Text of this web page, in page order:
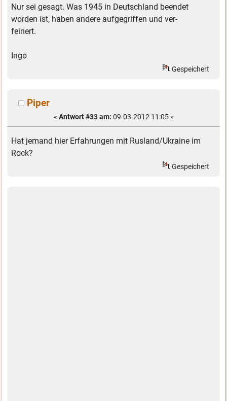
Nur sei gesagt. Was 1945 in Deutschland beendet
worden ist, haben andere aufgegriffen und ver-
feinert.
Ingo
Gespeichert
Piper
« Antwort #33 am: 09.03.2012 11:05 »
Hat jemand hier Erfahrungen mit Rusland/Ukraine im
Rock?
Gespeichert